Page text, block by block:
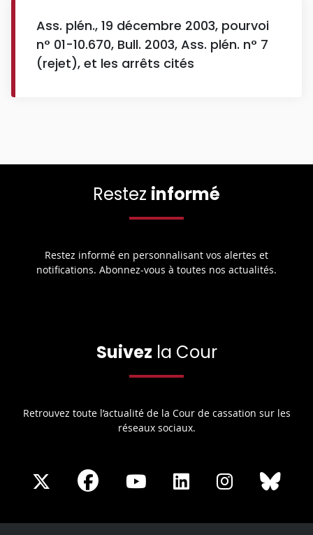
Ass. plén., 19 décembre 2003, pourvoi
n° 01-10.670, Bull. 2003, Ass. plén. n° 7
(rejet), et les arrêts cités
Restez informé
Restez informé en personnalisant vos alertes et
notifications. Abonnez-vous à toutes nos actualités.
Suivez la Cour
Retrouvez toute l’actualité de la Cour de cassation sur les
réseaux sociaux.
Share
X
Share
Facebook
Share
Youtube
Share
LinkedIn
Share
Instagram